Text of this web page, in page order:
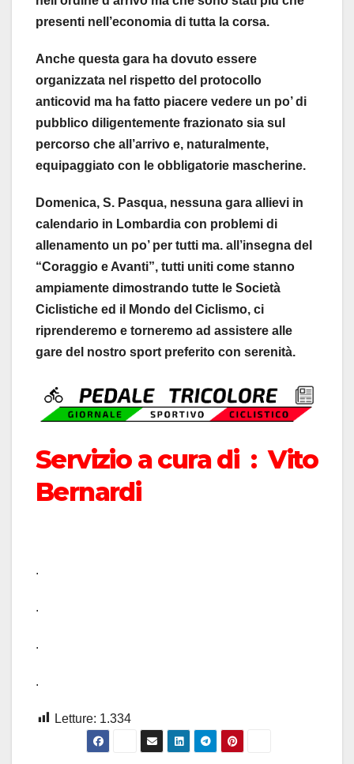
presenti nell’economia di tutta la corsa.
Anche questa gara ha dovuto essere
organizzata nel rispetto del protocollo
anticovid ma ha fatto piacere vedere un po’ di
pubblico diligentemente frazionato sia sul
percorso che all’arrivo e, naturalmente,
equipaggiato con le obbligatorie mascherine.
Domenica, S. Pasqua, nessuna gara allievi in
calendario in Lombardia con problemi di
allenamento un po’ per tutti ma. all’insegna del
“Coraggio e Avanti”, tutti uniti come stanno
ampiamente dimostrando tutte le Società
Ciclistiche ed il Mondo del Ciclismo, ci
riprenderemo e torneremo ad assistere alle
gare del nostro sport preferito con serenità.
Servizio a cura di : Vito
Bernardi
.
.
.
.
Letture: 1.334